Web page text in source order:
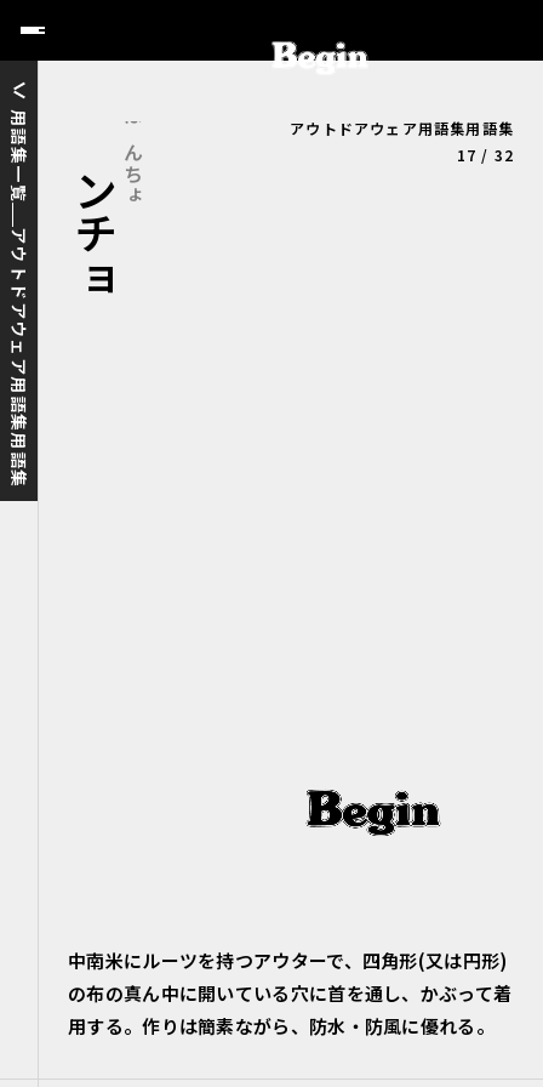
用語集一覧
アウトドアウェア用語集用語集
ポンチョぽんちょ
アウトドアウェア用語集用語集
17 / 32
中南米にルーツを持つアウターで、四角形(又は円形)
の布の真ん中に開いている穴に首を通し、かぶって着
用する。作りは簡素ながら、防水・防風に優れる。